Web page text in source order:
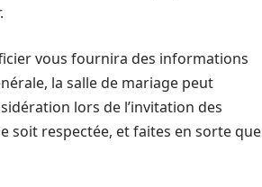
vous fournira des informations
la salle de mariage peut
lors de l’invitation des
soit respectée, et faites en sorte que